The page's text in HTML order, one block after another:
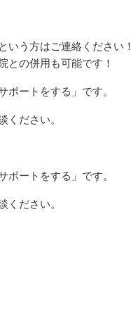
いう方はご連絡ください！
との併用も可能です！
ートをする」です。
ください。
ートをする」です。
ください。